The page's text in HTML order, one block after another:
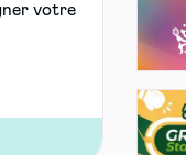
votre